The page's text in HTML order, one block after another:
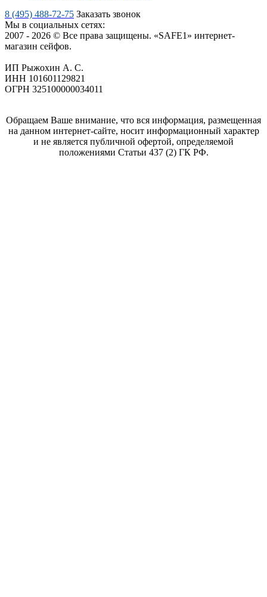
8 (495) 488-72-75 Заказать звонок
Мы в социальных сетях:
2007 - 2026 © Все права защищены. «SAFE1» интернет-
магазин сейфов.
ИП Рыжохин А. С.
ИНН 101601129821
ОГРН 325100000034011
Обращаем Ваше внимание, что вся информация, размещенная
на данном интернет-сайте, носит информационный характер
и не является публичной офертой, определяемой
положениями Статьи 437 (2) ГК РФ.